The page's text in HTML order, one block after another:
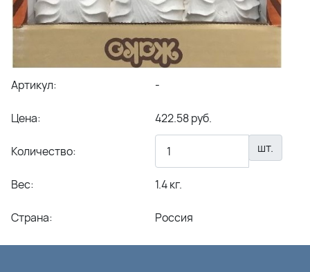
Артикул: -
Цена: 422.58 руб.
Количество: шт.
Вес: 1.4 кг.
Страна: Россия